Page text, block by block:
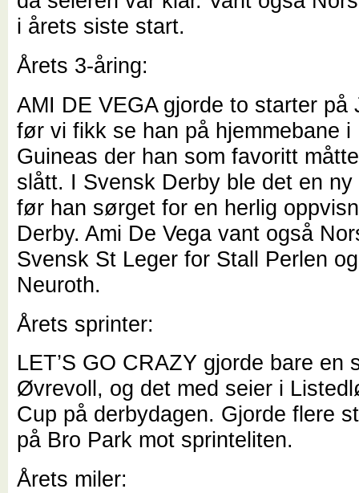
i årets siste start.
Årets 3-åring:
AMI DE VEGA gjorde to starter
før vi fikk se han på hjemmebane i
Guineas der han som favoritt
slått. I Svensk Derby ble det en
før han sørget for en herlig
Derby. Ami De Vega vant også
Svensk St Leger for Stall Perlen
Neuroth.
Årets sprinter:
LET’S GO CRAZY gjorde bare en
Øvrevoll, og det med seier i
Cup på derbydagen. Gjorde flere
på Bro Park mot sprinteliten.
Årets miler: